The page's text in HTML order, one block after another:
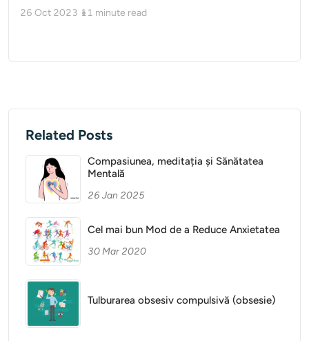
26 Oct 2023 11 minute read
Related Posts
Compasiunea, meditația și Sănătatea
Mentală
26 Jan 2025
Cel mai bun Mod de a Reduce Anxietatea
30 Mar 2020
Tulburarea obsesiv compulsivă (obsesie)